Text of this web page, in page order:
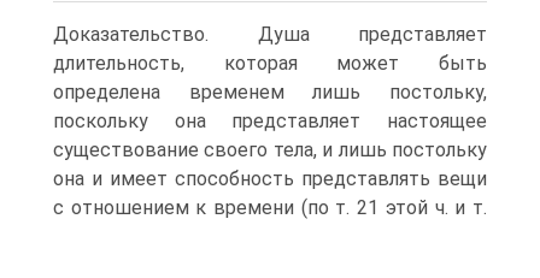
Доказательство. Душа представляет
длительность, которая может быть
определена временем лишь постольку,
поскольку она представляет настоящее
существование своего тела, и лишь постольку
она и имеет способность представлять вещи
с отношением к времени (по т. 21 этой ч. и т.